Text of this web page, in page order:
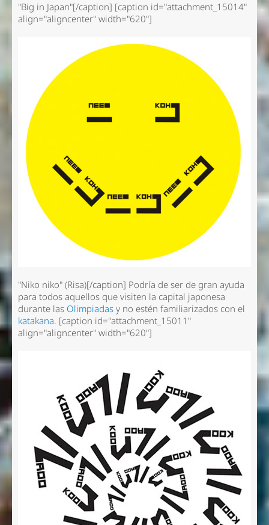
"Big in Japan"[/caption] [caption id="attachment_15014"
align="aligncenter" width="620"]
"Niko niko" (Risa)[/caption] Podría de ser de gran ayuda
para todos aquellos que visiten la capital japonesa
durante las Olimpiadasy no estén familiarizados con el
katakana. [caption id="attachment_15011"
align="aligncenter" width="620"]